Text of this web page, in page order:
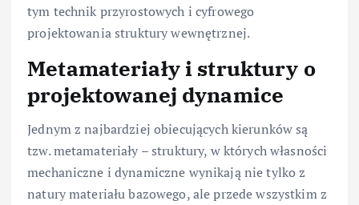
tym technik przyrostowych i cyfrowego
projektowania struktury wewnętrznej.
Metamateriały i struktury o
projektowanej dynamice
Jednym z najbardziej obiecujących kierunków są
tzw. metamateriały – struktury, w których własności
mechaniczne i dynamiczne wynikają nie tylko z
natury materiału bazowego, ale przede wszystkim z